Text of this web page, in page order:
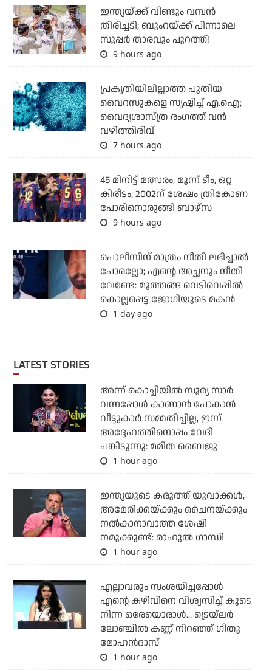
ഇന്ത്യയ്ക്ക് വീണ്ടും വമ്പന്‍
തിരിച്ചടി; ബുംറയ്ക്ക് പിന്നാലെ
സൂപ്പര്‍ താരവും പുറത്ത്!
9 hours ago
പ്രകൃതിയിലില്ലാത്ത പുതിയ
വൈറസുകളെ സൃഷ്ടിച്ച് എ.ഐ;
വൈദ്യശാസ്ത്ര രംഗത്ത് വന്‍
വഴിത്തിരിവ്
7 hours ago
45 മിനിട്ട് മത്സരം, മൂന്ന് ടീം, ഒറ്റ
കിരീടം; 2002ന് ശേഷം ത്രികോണ
പോരിനൊരുങ്ങി ബാഴ്‌സ
9 hours ago
പൊലീസിന് മാത്രം നീതി ലഭിച്ചാല്‍
പോരല്ലോ; എന്റെ അച്ഛനും നീതി
വേണ്ടേ: മുത്തങ്ങ വെടിവെപ്പില്‍
കൊല്ലപ്പെട്ട ജോഗിയുടെ മകന്‍
1 day ago
LATEST STORIES
അന്ന് കൊച്ചിയില്‍ സൂര്യ സാര്‍
വന്നപ്പോള്‍ കാണാന്‍ പോകാന്‍
വീട്ടുകാര്‍ സമ്മതിച്ചില്ല, ഇന്ന്
അദ്ദേഹത്തിനൊപ്പം വേദി
പങ്കിടുന്നു: മമിത ബൈജു
1 hour ago
ഇന്ത്യയുടെ കരുത്ത് യുവാക്കള്‍,
അമേരിക്കയ്ക്കും ചൈനയ്ക്കും
നല്‍കാനാവാത്ത ശേഷി
നമുക്കുണ്ട്: രാഹുല്‍ ഗാന്ധി
1 hour ago
എല്ലാവരും സംശയിച്ചപ്പോള്‍
എന്റെ കഴിവിനെ വിശ്വസിച്ച് കൂടെ
നിന്ന ഒരേയൊരാള്‍... ട്രെയ്‌ലര്‍
ലോഞ്ചില്‍ കണ്ണ് നിറഞ്ഞ് ഗീതു
മോഹന്‍ദാസ്
1 hour ago